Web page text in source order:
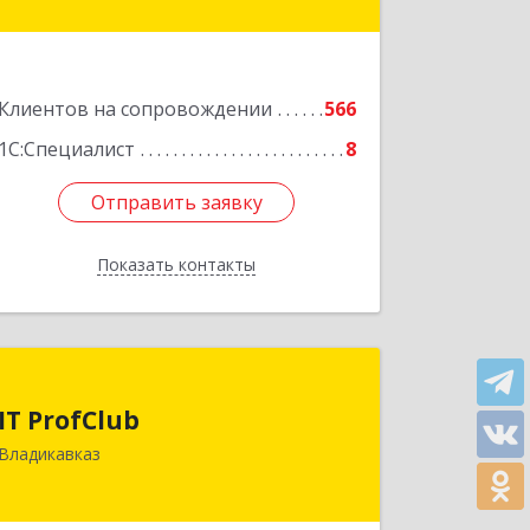
Клиентов на сопровождении
566
1С:Специалист
8
Отправить заявку
Показать контакты
Подробнее
Отправить заявку
Назад
IT ProfClub
Владикавказ
Респ, Владикавказ г, Международная